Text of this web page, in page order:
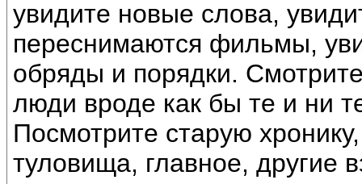
увидите новые слова,
переснимаются фильмы,
обряды и порядки.
люди вроде как бы те и ни
Посмотрите старую
туловища, главное, другие